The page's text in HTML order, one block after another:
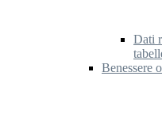
Dati
Benessere